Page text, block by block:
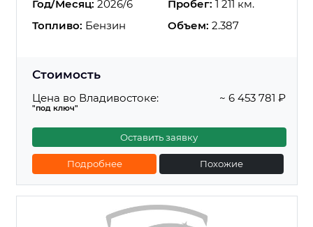
Год/Месяц: 2026/6 Пробег: 1 211 км.
Топливо: Бензин Объем: 2.387
Стоимость
Цена во Владивостоке:
"под ключ"
~ 6 453 781 ₽
Оставить заявку
Подробнее Похожие